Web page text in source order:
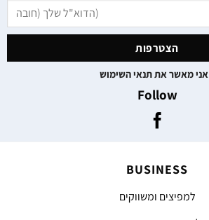
אני מאשר את תנאי השימוש
Follow
BUSINESS
למפיצים ומשווקים